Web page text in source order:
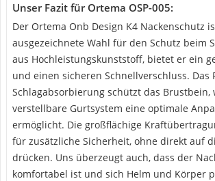
Unser Fazit für Ortema OSP-005:
Der Ortema Onb Design K4 Nackenschutz
ausgezeichnete Wahl für den Schutz beim
aus Hochleistungskunststoff, bietet er ein
und einen sicheren Schnellverschluss. Das
Schlagabsorbierung schützt das Brustbein,
verstellbare Gurtsystem eine optimale
ermöglicht. Die großflächige
für zusätzliche Sicherheit, ohne direkt auf
drücken. Uns überzeugt auch, dass der
komfortabel ist und sich Helm und Körper